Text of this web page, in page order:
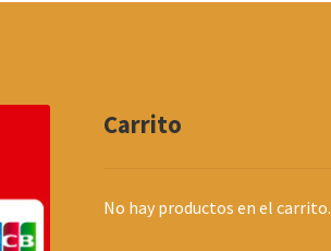
Carrito
No hay productos en el carrito.